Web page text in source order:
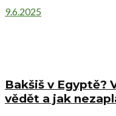
9.6.2025
Bakšiš v Egyptě?
vědět a jak